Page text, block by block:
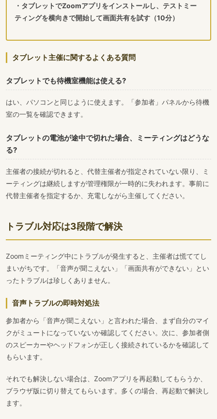
・タブレットでZoomアプリをインストールし、テストミー
ティングを横向きで開始して画面共有を試す（10分）
タブレット主催に関するよくある質問
タブレットでも待機室機能は使える?
はい、パソコンと同じように使えます。「参加者」パネルから待機
室の一覧を確認できます。
タブレットの電池が途中で切れた場合、ミーティングはどうな
る?
主催者の接続が切れると、代替主催者が指定されていない限り、ミ
ーティングは継続しますが管理権限が一時的に失われます。事前に
代替主催者を指定するか、充電しながら主催してください。
トラブル対応は3段階で解決
Zoomミーティング中にトラブルが発生すると、主催者は慌ててし
まいがちです。「音声が聞こえない」「画面共有ができない」とい
ったトラブルは珍しくありません。
音声トラブルの即時対処法
参加者から「音声が聞こえない」と言われた場合、まず自分のマイ
クがミュートになっていないか確認してください。次に、参加者側
のスピーカーやヘッドフォンが正しく接続されているかを確認して
もらいます。
それでも解決しない場合は、Zoomアプリを再起動してもらうか、
ブラウザ版に切り替えてもらいます。多くの場合、再起動で解決し
ます。